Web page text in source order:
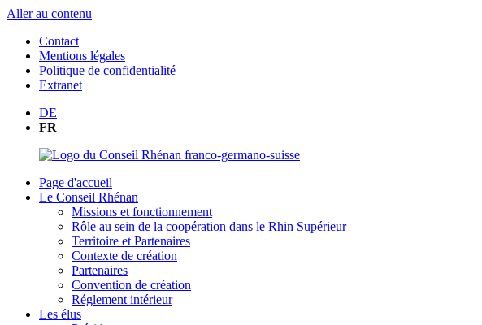
Aller au contenu
Contact
Mentions légales
Politique de confidentialité
Extranet
DE
FR
Page d'accueil
Le Conseil Rhénan
Missions et fonctionnement
Rôle au sein de la coopération dans le Rhin Supérieur
Territoire et Partenaires
Contexte de création
Partenaires
Convention de création
Réglement intérieur
Les élus